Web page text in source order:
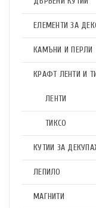
ЕЛЕМЕНТИ ЗА
КАМЪНИ И ПЕРЛИ
КРАФТ ЛЕНТИ И
ЛЕНТИ
ТИКСО
КУТИИ ЗА
ЛЕПИЛО
МАГНИТИ